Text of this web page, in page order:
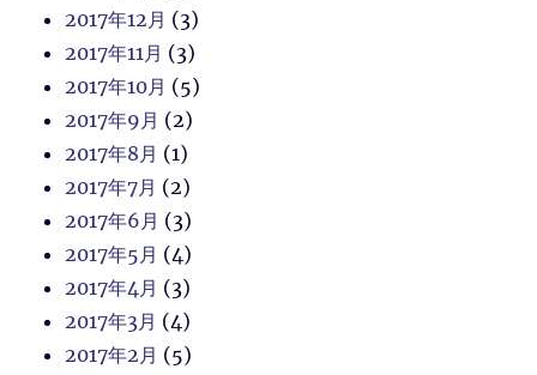
2017年12月 (3)
2017年11月 (3)
2017年10月 (5)
2017年9月 (2)
2017年8月 (1)
2017年7月 (2)
2017年6月 (3)
2017年5月 (4)
2017年4月 (3)
2017年3月 (4)
2017年2月 (5)